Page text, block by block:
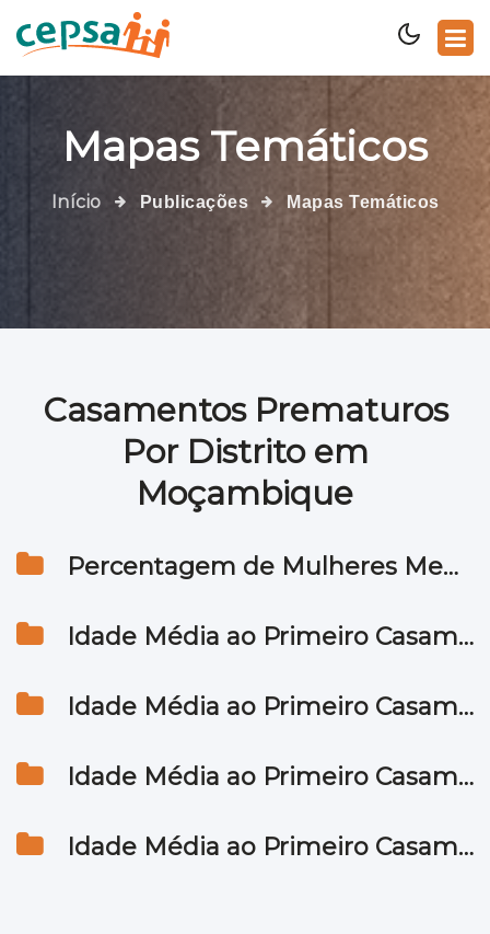
Mapas Temáticos
Início Publicações Mapas Temáticos
Casamentos Prematuros
Por Distrito em
Moçambique
Percentagem de Mulheres Menores de 16 anos Alguma Vez Casadas 1997 & 2007
Idade Média ao Primeiro Casamento por Distrito, Mulheres 1997 & 2007
Idade Média ao Primeiro Casamento por Distrito, Homens 1997 & 2007
Idade Média ao Primeiro Casamento por Distrito, Homens e Mulheres, 1997
Idade Média ao Primeiro Casamento por Distrito, Homens e Mulheres, 2007